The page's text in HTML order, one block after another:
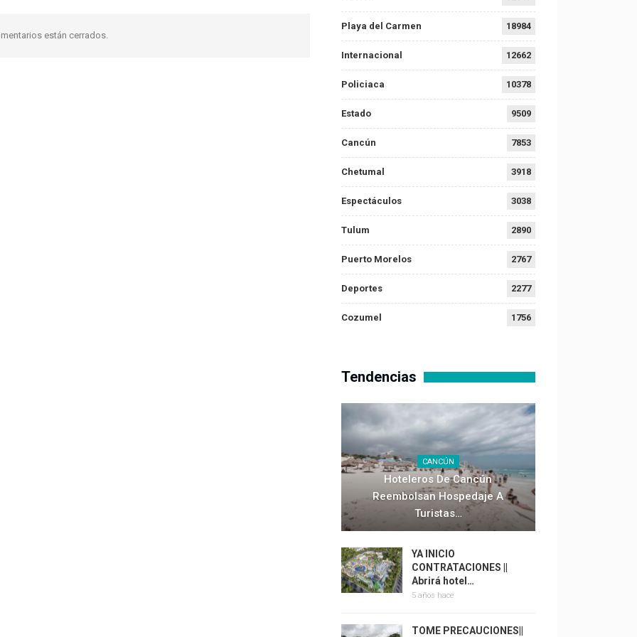
están cerrados.
Playa del Carmen 18984
Internacional 12662
Policiaca 10378
Estado 9509
Cancún 7853
Chetumal 3918
Espectáculos 3038
Tulum 2890
Puerto Morelos 2767
Deportes 2277
Cozumel 1756
Tendencias
CANCÚN
Hoteleros De Cancún
Reembolsan Hospedaje A
Turistas…
YA INICIO
CONTRATACIONES ||
Abrirá hotel…
5 años hace
TOME PRECAUCIONES||